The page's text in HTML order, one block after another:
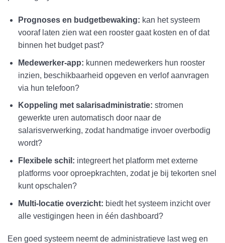
Prognoses en budgetbewaking: kan het systeem
vooraf laten zien wat een rooster gaat kosten en of dat
binnen het budget past?
Medewerker-app: kunnen medewerkers hun rooster
inzien, beschikbaarheid opgeven en verlof aanvragen
via hun telefoon?
Koppeling met salarisadministratie: stromen
gewerkte uren automatisch door naar de
salarisverwerking, zodat handmatige invoer overbodig
wordt?
Flexibele schil: integreert het platform met externe
platforms voor oproepkrachten, zodat je bij tekorten snel
kunt opschalen?
Multi-locatie overzicht: biedt het systeem inzicht over
alle vestigingen heen in één dashboard?
Een goed systeem neemt de administratieve last weg en